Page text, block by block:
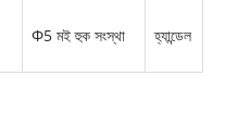
Φ5 মই হুক সংস্থা হ্যান্ডেল